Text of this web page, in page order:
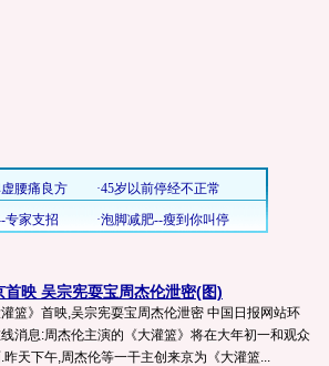
首映 吴宗宪耍宝周杰伦泄密(图)
灌篮》首映,吴宗宪耍宝周杰伦泄密 中国日报网站环
消息:周杰伦主演的《大灌篮》将在大年初一和观众
.昨天下午,周杰伦等一干主创来京为《大灌篮...